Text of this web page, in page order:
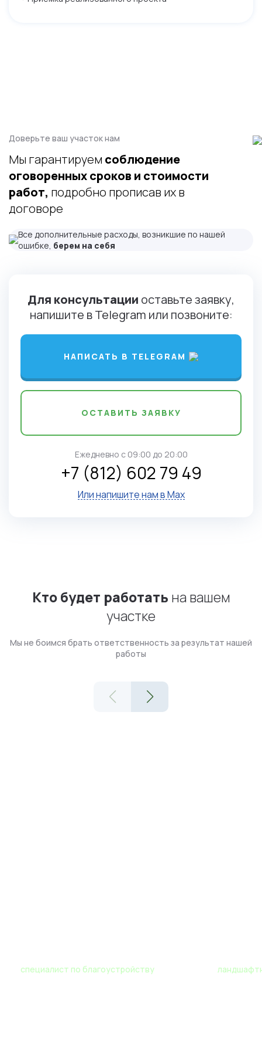
Доверьте ваш участок нам
Мы гарантируем соблюдение
оговоренных сроков и стоимости
работ, подробно прописав их в
договоре
Все дополнительные расходы, возникшие по нашей
ошибке, берем на себя
Для консультации оставьте заявку,
напишите в Telegram или позвоните:
НАПИСАТЬ В TELEGRAM
ОСТАВИТЬ ЗАЯВКУ
Ежедневно c 09:00 до 20:00
+7 (812) 602 79 49
Или напишите нам в Max
Кто будет работать на вашем
участке
Мы не боимся брать ответственность за результат нашей
работы
специалист по благоустройству